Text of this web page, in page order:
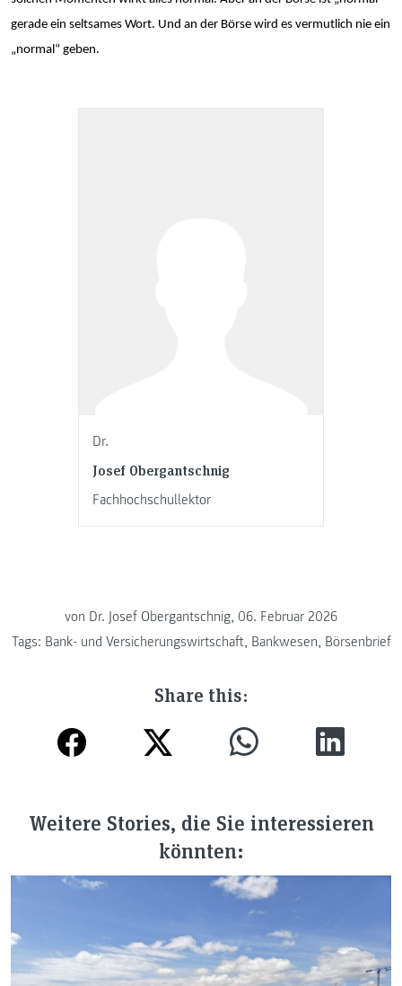
Dr.
Josef Obergantschnig
Fachhochschullektor
gerade ein seltsames Wort. Und an der Börse wird es vermutlich nie ein
„normal“ geben.
von Dr. Josef Obergantschnig, 06. Februar 2026
Tags: Bank- und Versicherungswirtschaft, Bankwesen, Börsenbrief
Share this:
Weitere Stories, die Sie interessieren
könnten: